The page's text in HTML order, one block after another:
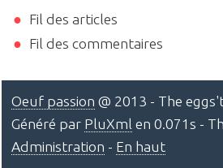
Fil des articles
Fil des commentaires
Oeuf passion @ 2013 - The
Généré par PluXml en 0.071s -
Administration - En haut